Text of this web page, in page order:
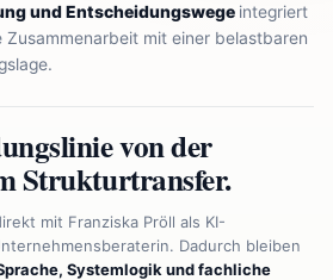
und Entscheidungswege integriert
mit einer belastbaren
von der
Strukturtransfer.
mit Franziska Pröll als KI-
Dadurch bleiben
Systemlogik und fachliche